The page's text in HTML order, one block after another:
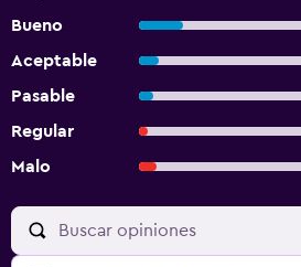
Bueno
Aceptable
Pasable
Regular
Malo